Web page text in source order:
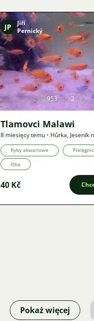
Zdjęcie
JP
Jiří
Pernický
953 2
Tlamovci Malawi
8 miesięcy temu • Hůrka, Jeseník
km•Oferta
Ryby akwariowe
Oba
40 Kč
Pokaż więcej